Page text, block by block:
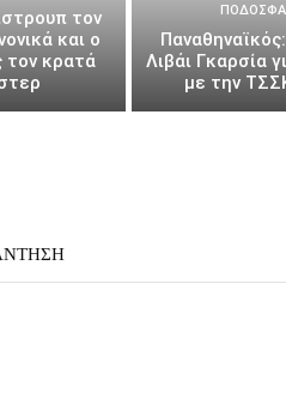
τον
και ο
τον κρατά
Λιβάι Γκαρσία
με την